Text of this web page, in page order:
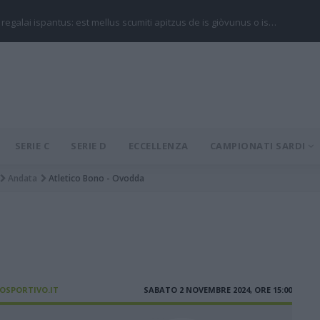
regalai ispantus: est mellus scumiti apitzus de is giòvunus o is…
SERIE C SERIE D ECCELLENZA CAMPIONATI SARDI
Andata Atletico Bono - Ovodda
SABATO 2 NOVEMBRE 2024, ORE 15:00